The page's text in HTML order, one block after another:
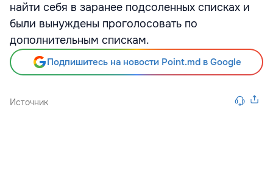
найти себя в заранее подсоленных списках и
были вынуждены проголосовать по
дополнительным спискам.
Подпишитесь на новости Point.md в Google
Источник